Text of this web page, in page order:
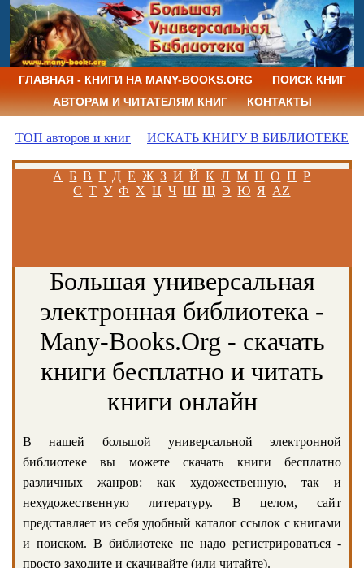
ГЛАВНАЯ - КНИГИ НА MANY-BOOKS.ORG
ПОИСК КНИГ
АВТОРАМ И ЧИТАТЕЛЯМ КНИГ
КОНТАКТЫ
ТОП авторов и книг ИСКАТЬ КНИГУ В БИБЛИОТЕКЕ
А Б В Г Д Е Ж З И Й К Л М Н О П Р
С Т У Ф Х Ц Ч Ш Щ Э Ю Я AZ
Большая универсальная
электронная библиотека -
Many-Books.Org - скачать
книги бесплатно и читать
книги онлайн
В нашей большой универсальной электронной
библиотеке вы можете скачать книги бесплатно
различных жанров: как художественную, так и
нехудожественную литературу. В целом, сайт
представляет из себя удобный каталог ссылок с книгами
и поиском. В библиотеке не надо регистрироваться -
просто заходите и скачивайте (или читайте).